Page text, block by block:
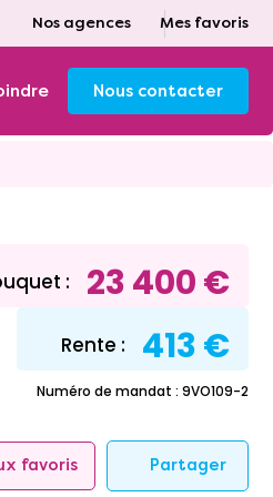
Nos agences Mes favoris
Nous contacter
: 23 400 €
Rente : 413 €
Numéro de mandat : 9VO109-2
favoris Partager